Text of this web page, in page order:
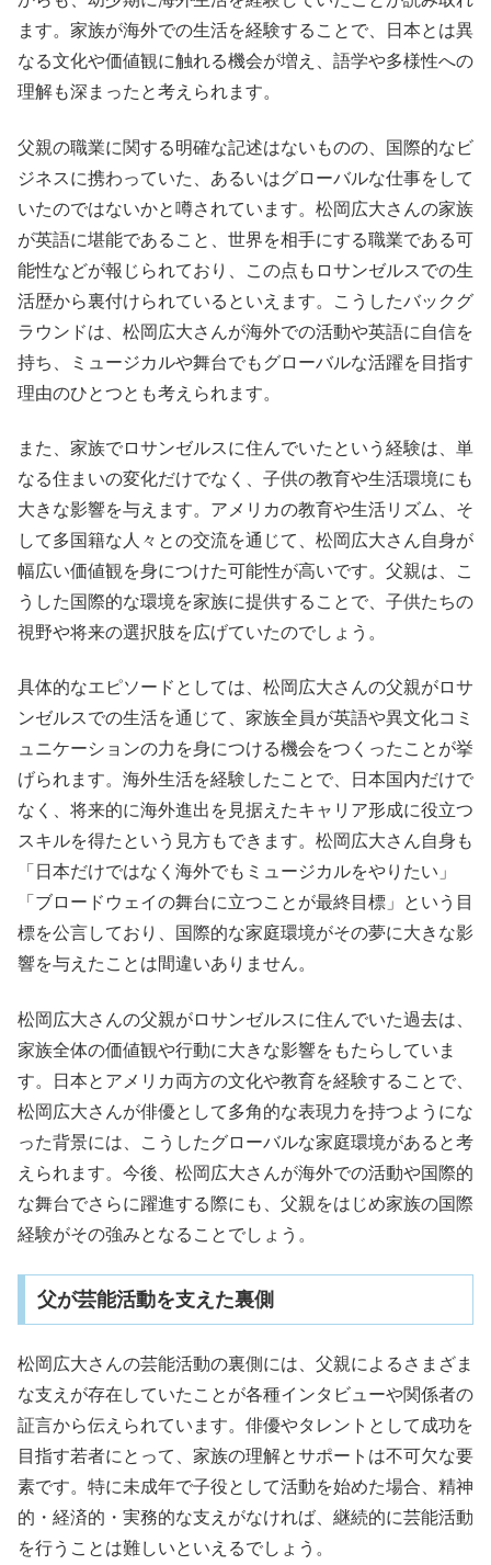
ます。家族が海外での生活を経験することで、日本とは異
なる文化や価値観に触れる機会が増え、語学や多様性への
理解も深まったと考えられます。
父親の職業に関する明確な記述はないものの、国際的なビ
ジネスに携わっていた、あるいはグローバルな仕事をして
いたのではないかと噂されています。松岡広大さんの家族
が英語に堪能であること、世界を相手にする職業である可
能性などが報じられており、この点もロサンゼルスでの生
活歴から裏付けられているといえます。こうしたバックグ
ラウンドは、松岡広大さんが海外での活動や英語に自信を
持ち、ミュージカルや舞台でもグローバルな活躍を目指す
理由のひとつとも考えられます。
また、家族でロサンゼルスに住んでいたという経験は、単
なる住まいの変化だけでなく、子供の教育や生活環境にも
大きな影響を与えます。アメリカの教育や生活リズム、そ
して多国籍な人々との交流を通じて、松岡広大さん自身が
幅広い価値観を身につけた可能性が高いです。父親は、こ
うした国際的な環境を家族に提供することで、子供たちの
視野や将来の選択肢を広げていたのでしょう。
具体的なエピソードとしては、松岡広大さんの父親がロサ
ンゼルスでの生活を通じて、家族全員が英語や異文化コミ
ュニケーションの力を身につける機会をつくったことが挙
げられます。海外生活を経験したことで、日本国内だけで
なく、将来的に海外進出を見据えたキャリア形成に役立つ
スキルを得たという見方もできます。松岡広大さん自身も
「日本だけではなく海外でもミュージカルをやりたい」
「ブロードウェイの舞台に立つことが最終目標」という目
標を公言しており、国際的な家庭環境がその夢に大きな影
響を与えたことは間違いありません。
松岡広大さんの父親がロサンゼルスに住んでいた過去は、
家族全体の価値観や行動に大きな影響をもたらしていま
す。日本とアメリカ両方の文化や教育を経験することで、
松岡広大さんが俳優として多角的な表現力を持つようにな
った背景には、こうしたグローバルな家庭環境があると考
えられます。今後、松岡広大さんが海外での活動や国際的
な舞台でさらに躍進する際にも、父親をはじめ家族の国際
経験がその強みとなることでしょう。
父が芸能活動を支えた裏側
松岡広大さんの芸能活動の裏側には、父親によるさまざま
な支えが存在していたことが各種インタビューや関係者の
証言から伝えられています。俳優やタレントとして成功を
目指す若者にとって、家族の理解とサポートは不可欠な要
素です。特に未成年で子役として活動を始めた場合、精神
的・経済的・実務的な支えがなければ、継続的に芸能活動
を行うことは難しいといえるでしょう。